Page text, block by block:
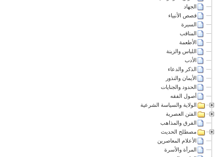
الجهاد
قصص الأنبياء
السيرة
المناقب
الأطعمة
اللباس والزينة
الأدب
الذكر والدعاء
الأيمان والنذور
الحدود والجنايات
أصول الفقه
الولاية والسياسة الشرعية
الفتن العصرية
الفرق والمذاهب
مصطلح الحديث
الأعلام المعاصرين
المرأة والأسرة